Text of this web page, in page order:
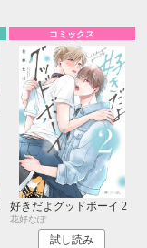
コミックス
好きだよグッドボーイ 2
花好なぽ
試し読み